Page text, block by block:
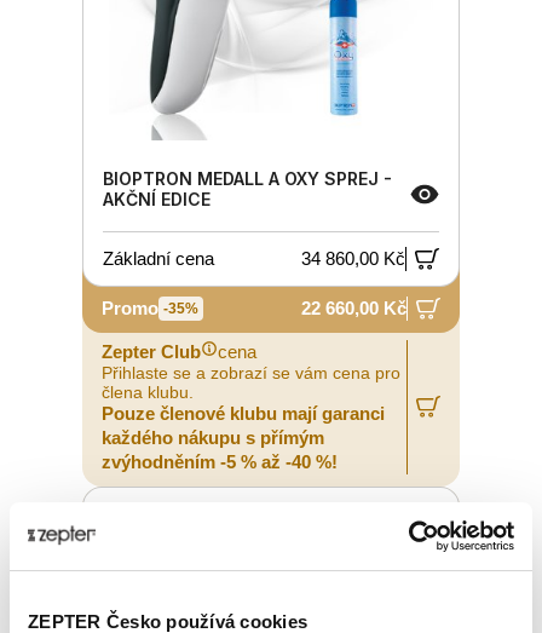
ZEPTER Česko používá cookies
BIOPTRON MEDALL A OXY SPREJ -
AKČNÍ EDICE
Základní cena 34 860,00 Kč
Promo -35% 22 660,00 Kč
Zepter Club cena
Přihlaste se a zobrazí se vám cena pro
člena klubu.
Pouze členové klubu mají garanci
každého nákupu s přímým
zvýhodněním -5 % až -40 %!